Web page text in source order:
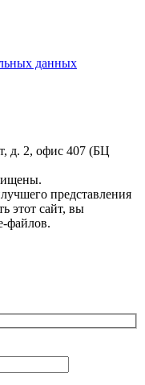
данных
д. 2, офис 407 (БЦ
представления
этот сайт, вы
файлов.